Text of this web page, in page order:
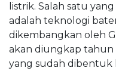
listrik. Salah satu
adalah teknologi
dikembangkan oleh
akan diungkap tahun
yang sudah dibentuk